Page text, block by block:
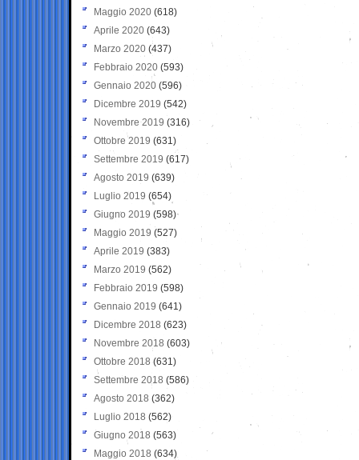
Maggio 2020 (618)
Aprile 2020 (643)
Marzo 2020 (437)
Febbraio 2020 (593)
Gennaio 2020 (596)
Dicembre 2019 (542)
Novembre 2019 (316)
Ottobre 2019 (631)
Settembre 2019 (617)
Agosto 2019 (639)
Luglio 2019 (654)
Giugno 2019 (598)
Maggio 2019 (527)
Aprile 2019 (383)
Marzo 2019 (562)
Febbraio 2019 (598)
Gennaio 2019 (641)
Dicembre 2018 (623)
Novembre 2018 (603)
Ottobre 2018 (631)
Settembre 2018 (586)
Agosto 2018 (362)
Luglio 2018 (562)
Giugno 2018 (563)
Maggio 2018 (634)